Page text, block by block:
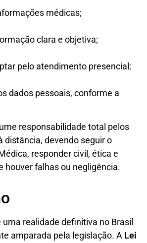
médicas;
clara e objetiva;
pelo atendimento presencial;
dados pessoais, conforme a
responsabilidade total pelos
distância, devendo seguir o
responder civil, ética e
houver falhas ou negligência.
realidade definitiva no Brasil
amparada pela legislação. A Lei